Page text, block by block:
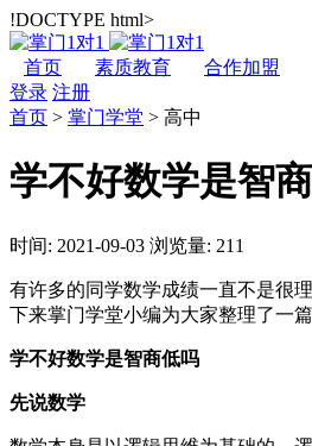
!DOCTYPE html>
首页 素质教育
合作加盟
登录 注册
首页 > 掌门学堂 > 高中
学不好数学是智
时间: 2021-09-03 浏览量: 211
有许多的同学数学成绩一直不是很
下来掌门学堂小编为大家整理了一
学不好数学是智商低吗
先说数学